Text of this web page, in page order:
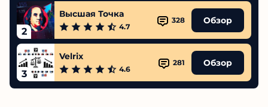
2
Высшая Точка
4.7
328 Обзор
3
Velrix
4.6
281 Обзор